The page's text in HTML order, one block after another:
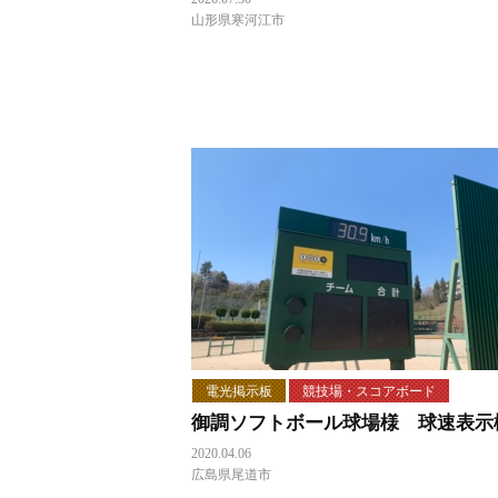
山形県寒河江市
電光掲示板 競技場・スコアボード
御調ソフトボール球場様 球速表示
2020.04.06
広島県尾道市